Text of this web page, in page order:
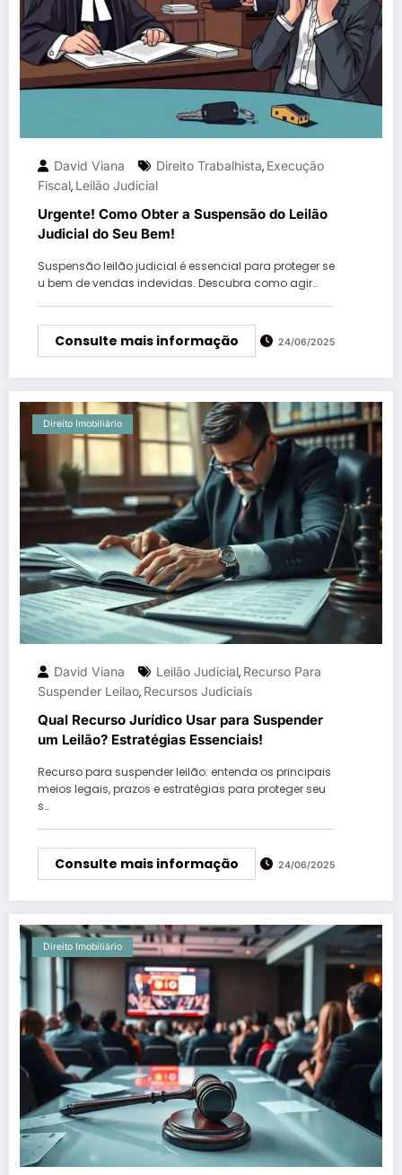
David Viana Direito Trabalhista, Execução
Fiscal, Leilão Judicial
Urgente! Como Obter a Suspensão do Leilão
Judicial do Seu Bem!
Suspensão leilão judicial é essencial para proteger se
u bem de vendas indevidas. Descubra como agir…
Consulte mais informação 24/06/2025
Direito Imobiliário
David Viana Leilão Judicial, Recurso Para
Suspender Leilao, Recursos Judiciais
Qual Recurso Jurídico Usar para Suspender
um Leilão? Estratégias Essenciais!
Recurso para suspender leilão: entenda os principais
meios legais, prazos e estratégias para proteger seu
s…
Consulte mais informação 24/06/2025
Direito Imobiliário